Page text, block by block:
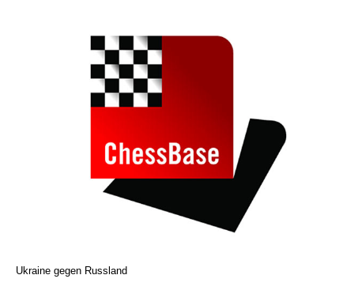
Ukraine gegen Russland